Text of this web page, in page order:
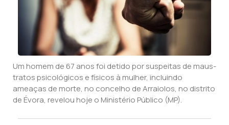
Um homem de 67 anos foi detido por suspeitas de maus-
tratos psicológicos e físicos à mulher, incluindo
ameaças de morte, no concelho de Arraiolos, no distrito
de Évora, revelou hoje o Ministério Público (MP).